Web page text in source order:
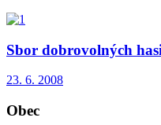
Sbor dobrovolných
23. 6. 2008
Obec